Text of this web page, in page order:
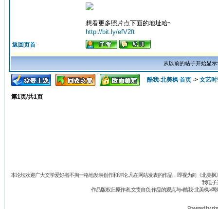
想看更多照片点下面的地址哈~
http://bit.ly/efV2ft
返回页首
从以前的帖子开始显
酷我-北美枫 首页 -> 文艺
第1页/共1页
本论坛欢迎广大文学爱好者不拘一格地发表创作和评论.凡在网站发表的作品，即视为向《北美
我电子
作品版权归原作者.文责自负.作品的观点与<酷我-北美枫>